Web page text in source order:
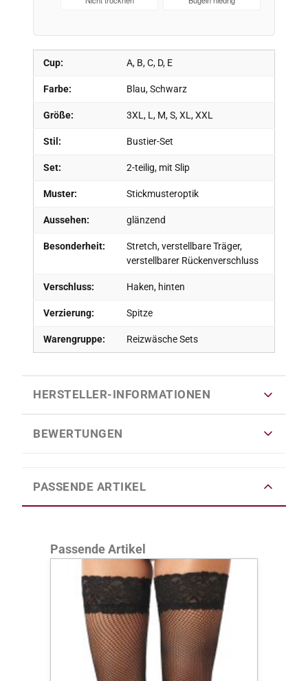
Cup: A, B, C, D, E
Farbe: Blau, Schwarz
Größe: 3XL, L, M, S, XL, XXL
Stil: Bustier-Set
Set: 2-teilig, mit Slip
Muster: Stickmusteroptik
Aussehen: glänzend
Besonderheit:
Stretch, verstellbare Träger,
verstellbarer Rückenverschluss
Verschluss: Haken, hinten
Verzierung: Spitze
Warengruppe: Reizwäsche Sets
HERSTELLER-INFORMATIONEN
BEWERTUNGEN
PASSENDE ARTIKEL
Produktgalerie überspringen
Passende Artikel